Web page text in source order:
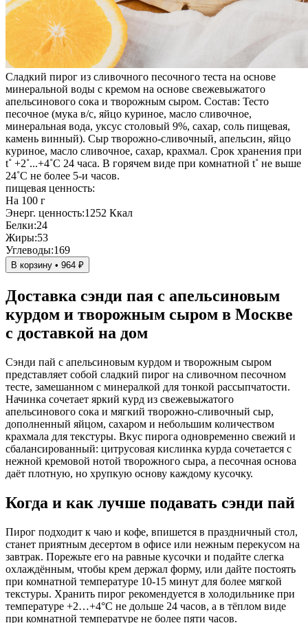
Сладкий пирог из сливочного песочного теста на основе
минеральной воды с кремом на основе свежевыжатого
апельсинового сока и творожным сыром. Состав: Тесто
песочное (мука в/с, яйцо куриное, масло сливочное,
минеральная вода, уксус столовый 9%, сахар, соль пищевая,
камень винный). Сыр творожно-сливочный, апельсин, яйцо
куриное, масло сливочное, сахар, крахмал. Срок хранения при
t˚ +2˚...+4˚С 24 часа. В горячем виде при комнатной t˚ не выше
24˚С не более 5-и часов.
пищевая ценность:
На 100 г
Энерг. ценность:1252 Ккал
Белки:24
Жиры:53
Углеводы:169
В корзину • 964 ₽
Доставка сэнди пая с апельсиновым
курдом и творожным сыром в Москве
с доставкой на дом
Сэнди пай с апельсиновым курдом и творожным сыром
представляет собой сладкий пирог на сливочном песочном
тесте, замешанном с минералкой для тонкой рассыпчатости.
Начинка сочетает яркий курд из свежевыжатого
апельсинового сока и мягкий творожно-сливочный сыр,
дополненный яйцом, сахаром и небольшим количеством
крахмала для текстуры. Вкус пирога одновременно свежий и
сбалансированный: цитрусовая кислинка курда сочетается с
нежной кремовой нотой творожного сыра, а песочная основа
даёт плотную, но хрупкую основу каждому кусочку.
Когда и как лучше подавать сэнди пай
Пирог подходит к чаю и кофе, впишется в праздничный стол,
станет приятным десертом в офисе или нежным перекусом на
завтрак. Порежьте его на равные кусочки и подайте слегка
охлаждённым, чтобы крем держал форму, или дайте постоять
при комнатной температуре 10-15 минут для более мягкой
текстуры. Хранить пирог рекомендуется в холодильнике при
температуре +2…+4°C не дольше 24 часов, а в тёплом виде
при комнатной температуре не более пяти часов.